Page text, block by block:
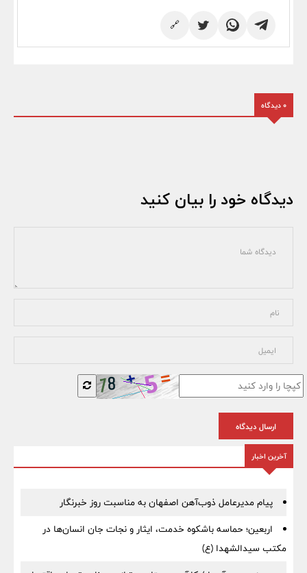
🔗
0 دیدگاه
دیدگاه خود را بیان کنید
ارسال دیدگاه
آخرین اخبار
پیام مدیرعامل ذوب‌آهن اصفهان به مناسبت روز خبرنگار
اربعین؛ حماسه باشکوه خدمت، ایثار و نجات جان انسان‌ها در
مکتب سیدالشهدا (ع)